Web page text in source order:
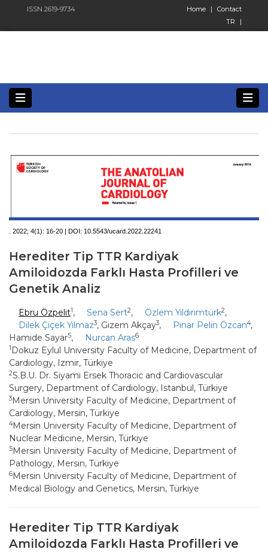
ISSN 2619-9734 Contact
Home
|
TR
|
. 2022; 4(1): 16-20 | DOI: 10.5543/ucard.2022.22241
Herediter Tip TTR Kardiyak
Amiloidozda Farklı Hasta Profilleri ve
Genetik Analiz
Ebru Özpelit1, Sena Sert2, Özlem Yıldırımtürk2,
Dilek Çiçek Yılmaz3, Gizem Akçay3, Pınar Pelin Özcan4,
Hamide Sayar5, Nurcan Aras6
1 Dokuz Eylul University Faculty of Medicine, Department of
Cardiology, Izmir, Türkiye
2S.B.U. Dr. Siyami Ersek Thoracic and Cardiovascular
Surgery, Department of Cardiology, Istanbul, Türkiye
3Mersin University Faculty of Medicine, Department of
Cardiology, Mersin, Türkiye
4Mersin University Faculty of Medicine, Department of
Nuclear Medicine, Mersin, Türkiye
5Mersin University Faculty of Medicine, Department of
Pathology, Mersin, Türkiye
6Mersin University Faculty of Medicine, Department of
Medical Biology and Genetics, Mersin, Türkiye
Herediter Tip TTR Kardiyak
Amiloidozda Farklı Hasta Profilleri ve